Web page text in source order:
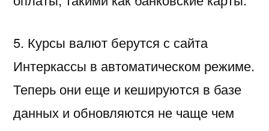
5. Курсы валют берутся с сайта
Интеркассы в автоматическом режиме.
Теперь они еще и кешируются в базе
данных и обновляются не чаще чем